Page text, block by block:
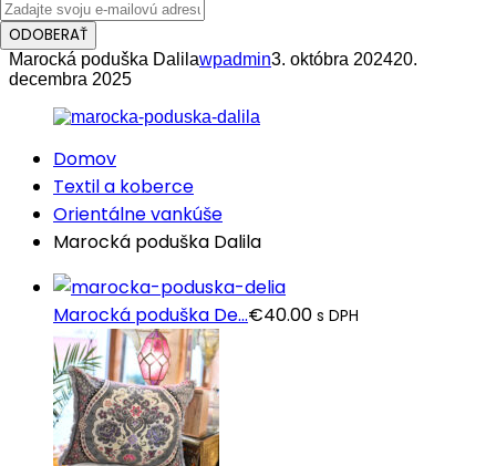
ODOBERAŤ
Marocká poduška Dalilawpadmin3. októbra 202420.
decembra 2025
Domov
Textil a koberce
Orientálne vankúše
Marocká poduška Dalila
Marocká poduška De...€40.00 s DPH